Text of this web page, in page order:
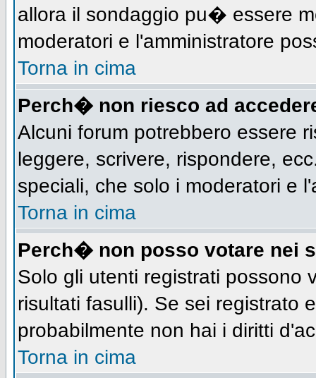
allora il sondaggio pu� essere
moderatori e l'amministratore
Torna in cima
Perch� non riesco ad
Alcuni forum potrebbero essere
leggere, scrivere, rispondere,
speciali, che solo i moderatori e
Torna in cima
Perch� non posso votare nei
Solo gli utenti registrati possono
risultati fasulli). Se sei registrato
probabilmente non hai i diritti
Torna in cima